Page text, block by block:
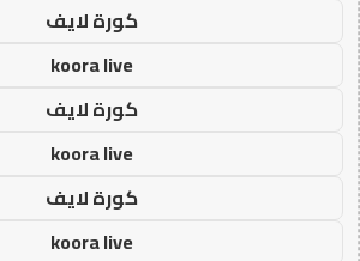
كورة لايف
koora live
كورة لايف
koora live
كورة لايف
koora live